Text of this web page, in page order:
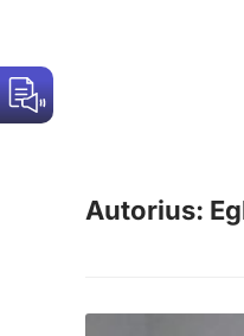
Autorius: